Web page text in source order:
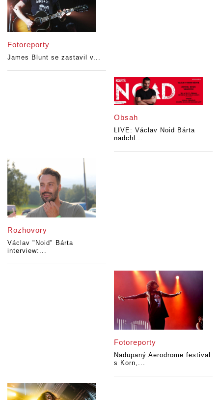
Fotoreporty
James Blunt se zastavil v...
Obsah
LIVE: Václav Noid Bárta
nadchl...
Rozhovory
Václav "Noid" Bárta
interview:...
Fotoreporty
Nadupaný Aerodrome festival
s Korn,...